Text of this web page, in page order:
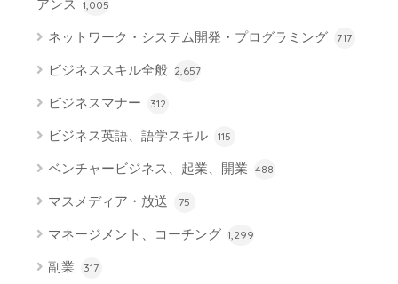
アンス 1,005
ネットワーク・システム開発・プログラミング 717
ビジネススキル全般 2,657
ビジネスマナー 312
ビジネス英語、語学スキル 115
ベンチャービジネス、起業、開業 488
マスメディア・放送 75
マネージメント、コーチング 1,299
副業 317